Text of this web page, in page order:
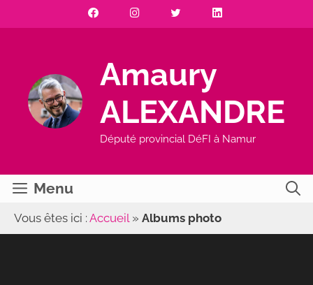
au
Amaury
ALEXANDRE
Député provincial DéFI à Namur
Menu
Vous êtes ici : Accueil» Albums photo